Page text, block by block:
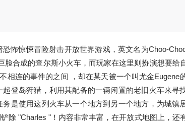
怖惊悚冒险射击开放世界游戏，英文名为Choo-
合成的查尔斯小火车，而玩家在这里则扮演想要给
相连的事件的之间 ，却在某天被一个叫尤金Eugene
登岛狩猎，利用其配备的一辆闲置的老旧火车来寻
是使用这列火车从一个地方到另一个地方，为城镇
除 "Charles "！内容非常丰富，在开放式地图上，还